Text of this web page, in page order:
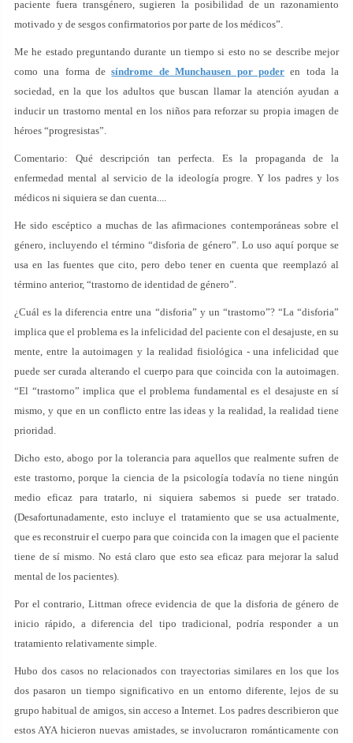
paciente fuera transgénero, sugieren la posibilidad de un razonamiento
motivado y de sesgos confirmatorios por parte de los médicos”.
Me he estado preguntando durante un tiempo si esto no se describe mejor
como una forma desíndrome de Munchausen por poderen toda la
sociedad, en la que los adultos que buscan llamar la atención ayudan a
inducir un trastorno mental en los niños para reforzar su propia imagen de
héroes “progresistas”.
Comentario: Qué descripción tan perfecta. Es la propaganda de la
enfermedad mental al servicio de la ideología progre. Y los padres y los
médicos ni siquiera se dan cuenta....
He sido escéptico a muchas de las afirmaciones contemporáneas sobre el
género, incluyendo el término “disforia de género”. Lo uso aquí porque se
usa en las fuentes que cito, pero debo tener en cuenta que reemplazó al
término anterior, “trastorno de identidad de género”.
¿Cuál es la diferencia entre una “disforia” y un “trastorno”? “La “disforia”
implica que el problema es la infelicidad del paciente con el desajuste, en su
mente, entre la autoimagen y la realidad fisiológica - una infelicidad que
puede ser curada alterando el cuerpo para que coincida con la autoimagen.
“El “trastorno” implica que el problema fundamental es el desajuste en sí
mismo, y que en un conflicto entre las ideas y la realidad, la realidad tiene
prioridad.
Dicho esto, abogo por la tolerancia para aquellos que realmente sufren de
este trastorno, porque la ciencia de la psicología todavía no tiene ningún
medio eficaz para tratarlo, ni siquiera sabemos si puede ser tratado.
(Desafortunadamente, esto incluye el tratamiento que se usa actualmente,
que es reconstruir el cuerpo para que coincida con la imagen que el paciente
tiene de sí mismo. No está claro que esto sea eficaz para mejorar la salud
mental de los pacientes).
Por el contrario, Littman ofrece evidencia de que la disforia de género de
inicio rápido, a diferencia del tipo tradicional, podría responder a un
tratamiento relativamente simple.
Hubo dos casos no relacionados con trayectorias similares en los que los
dos pasaron un tiempo significativo en un entorno diferente, lejos de su
grupo habitual de amigos, sin acceso a Internet. Los padres describieron que
estos AYA hicieron nuevas amistades, se involucraron románticamente con